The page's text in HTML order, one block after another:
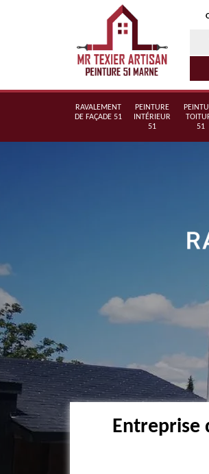
RAVALEMENT
DE FAÇADE 51
PEINTURE
INTÉRIEUR
51
51
Entreprise